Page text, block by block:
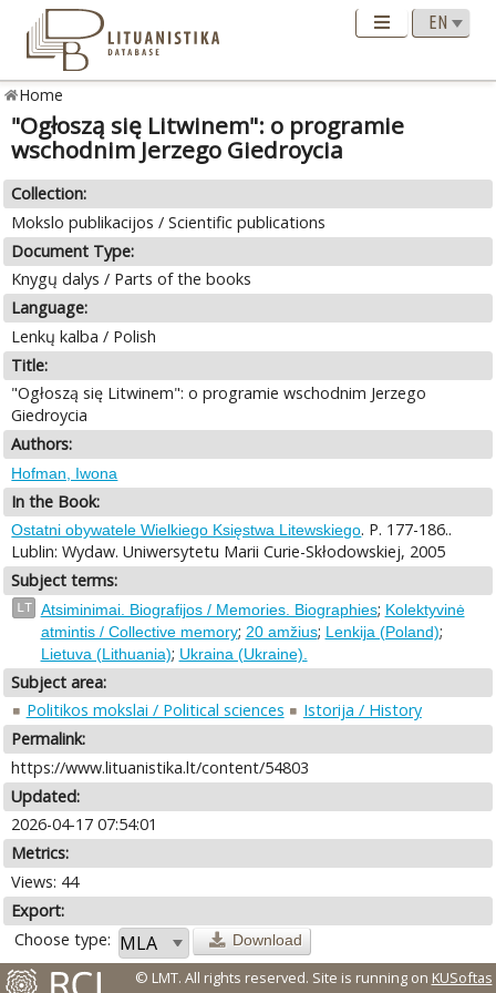
Home
"Ogłoszą się Litwinem": o programie
wschodnim Jerzego Giedroycia
Collection:
Mokslo publikacijos / Scientific publications
Document Type:
Knygų dalys / Parts of the books
Language:
Lenkų kalba / Polish
Title:
"Ogłoszą się Litwinem": o programie wschodnim Jerzego
Giedroycia
Authors:
Hofman, Iwona
In the Book:
Ostatni obywatele Wielkiego Księstwa Litewskiego. P. 177-186..
Lublin: Wydaw. Uniwersytetu Marii Curie-Skłodowskiej, 2005
Subject terms:
LT Atsiminimai. Biografijos / Memories. Biographies; Kolektyvinė
atmintis / Collective memory; 20 amžius; Lenkija (Poland);
Lietuva (Lithuania); Ukraina (Ukraine).
Subject area:
Politikos mokslai / Political sciences
Istorija / History
Permalink:
https://www.lituanistika.lt/content/54803
Updated:
2026-04-17 07:54:01
Metrics:
Views: 44
Export:
Choose type:
Download
© LMT. All rights reserved. Site is running on KUSoftas